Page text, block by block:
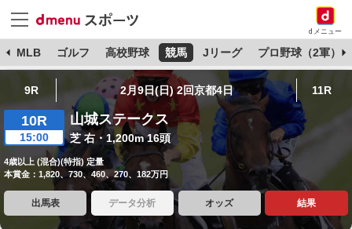
dメニュー
MLB ゴルフ 高校野球 競馬 Jリーグ プロ野球（2軍）
9R 2月9日(日) 2回京都4日 11R
10R
15:00
山城ステークス
芝 右・1,200m 16頭
4歳以上 (混合)(特指) 定量
本賞金：1,820、730、460、270、182万円
出馬表 データ分析 オッズ 結果